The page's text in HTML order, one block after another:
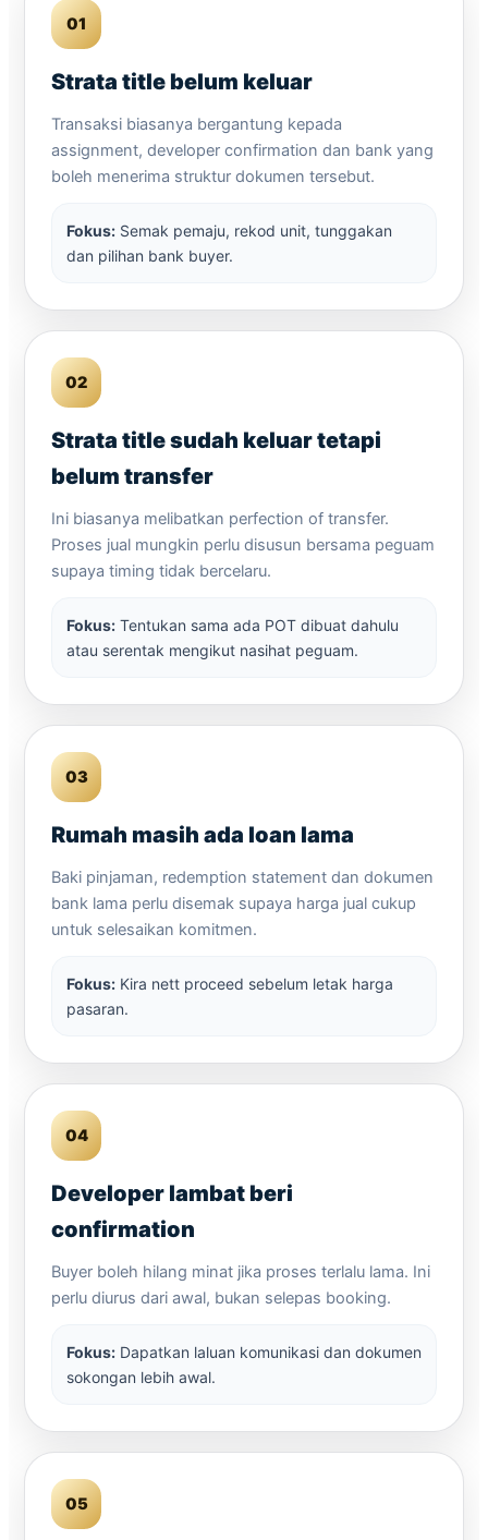
01
Strata title belum keluar
Transaksi biasanya bergantung kepada
assignment, developer confirmation dan bank yang
boleh menerima struktur dokumen tersebut.
Fokus: Semak pemaju, rekod unit, tunggakan
dan pilihan bank buyer.
02
Strata title sudah keluar tetapi
belum transfer
Ini biasanya melibatkan perfection of transfer.
Proses jual mungkin perlu disusun bersama peguam
supaya timing tidak bercelaru.
Fokus: Tentukan sama ada POT dibuat dahulu
atau serentak mengikut nasihat peguam.
03
Rumah masih ada loan lama
Baki pinjaman, redemption statement dan dokumen
bank lama perlu disemak supaya harga jual cukup
untuk selesaikan komitmen.
Fokus: Kira nett proceed sebelum letak harga
pasaran.
04
Developer lambat beri
confirmation
Buyer boleh hilang minat jika proses terlalu lama. Ini
perlu diurus dari awal, bukan selepas booking.
Fokus: Dapatkan laluan komunikasi dan dokumen
sokongan lebih awal.
05